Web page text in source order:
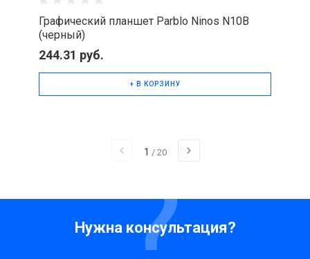
Графический планшет Parblo Ninos N10B
(черный)
244.31 руб.
+ В КОРЗИНУ
1 / 20
Нужна консультация?